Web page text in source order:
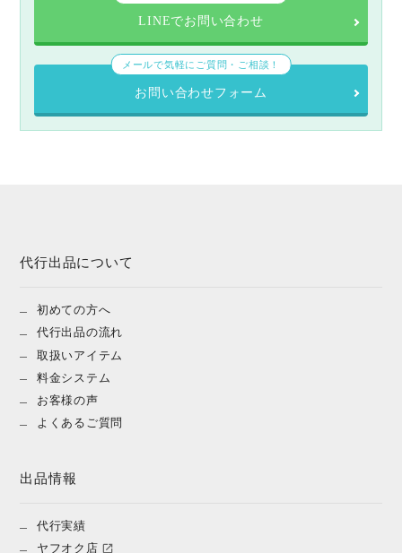
LINEでお問い合わせ
メールで気軽にご質問・ご相談！
お問い合わせフォーム
代行出品について
初めての方へ
代行出品の流れ
取扱いアイテム
料金システム
お客様の声
よくあるご質問
出品情報
代行実績
ヤフオク店